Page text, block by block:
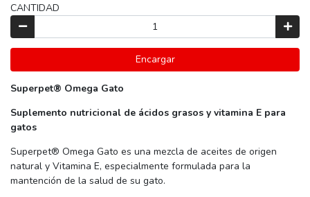
CANTIDAD
Encargar
Superpet® Omega Gato
Suplemento nutricional de ácidos grasos y vitamina E para
gatos
Superpet® Omega Gato es una mezcla de aceites de origen
natural y Vitamina E, especialmente formulada para la
mantención de la salud de su gato.